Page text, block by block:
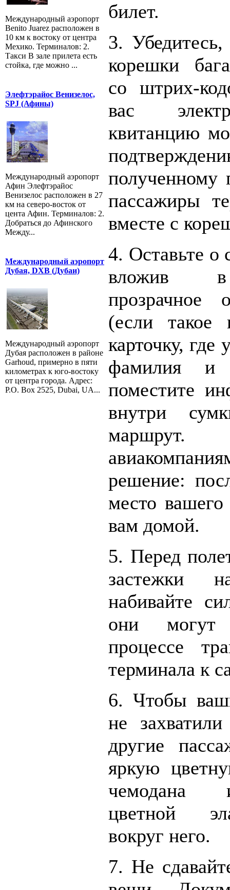
Международный аэропорт
Benito Juarez расположен в
10 км к востоку от центра
Мехико. Терминалов: 2.
Такси В зале прилета есть
стойка, где можно ...
Элефтэрайос Венизелос,
SPJ (Афины)
Международный аэропорт
Афин Элефтэрайос
Венизелос расположен в 27
км на северо-восток от
цента Афин. Терминалов: 2.
Добраться до Афинского
Между...
Международный аэропорт
Дубая, DXB (Дубаи)
Международный аэропорт
Дубая расположен в районе
Garhoud, примерно в пяти
километрах к юго-востоку
от центра города. Адрес:
P.O. Box 2525, Dubai, UA...
билет.
3.
корешки
со штрих-
вас
квитанцию
полученному
пассажиры
вместе с
4. Оставьте
вложив в
прозрачное
(если такое
карточку,
фамилия и
поместите
внутри
маршрут.
решение:
место
вам домой.
5. Перед
застежки
набивайте
они могут
процессе
терминала к
6. Чтобы
не
другие
яркую
чемодана
цветной
вокруг него.
7. Не